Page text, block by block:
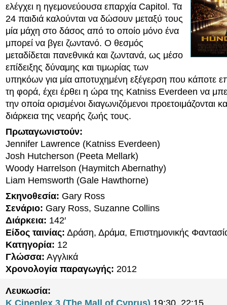
ελέγχει η ηγεμονεύουσα επαρχία Capitol. Τα
24 παιδιά καλούνται να δώσουν μεταξύ τους
μία μάχη στο δάσος από το οποίο μόνο ένα
μπορεί να βγει ζωντανό. Ο θεσμός
μεταδίδεται πανεθνικά και ζωντανά, ως μέσο
επίδειξης δύναμης και τιμωρίας των
υπηκόων για μία αποτυχημένη εξέγερση που κάποτε
τη φορά, έχει έρθει η ώρα της Katniss Everdeen να
την οποία ορισμένοι διαγωνιζόμενοι προετοιμάζονται
διάρκεια της νεαρής ζωής τους.
Πρωταγωνιστούν:
Jennifer Lawrence (Katniss Everdeen)
Josh Hutcherson (Peeta Mellark)
Woody Harrelson (Haymitch Abernathy)
Liam Hemsworth (Gale Hawthorne)
Σκηνοθεσία: Gary Ross
Σενάριο: Gary Ross, Suzanne Collins
Διάρκεια: 142′
Είδος ταινίας: Δράση, Δράμα, Επιστημονικής
Κατηγορία: 12
Γλώσσα: Αγγλικά
Χρονολογία παραγωγής: 2012
Λευκωσία:
K Cineplex 3 (The Mall of Cyprus) 19:30, 22:15